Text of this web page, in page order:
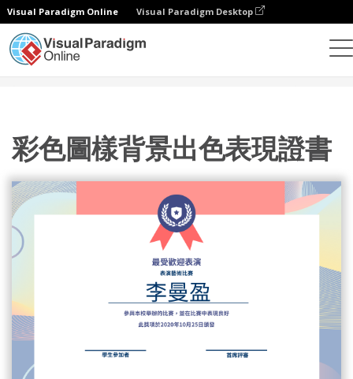
Visual Paradigm Online Visual Paradigm Desktop
彩色圖樣背景出色表現證書